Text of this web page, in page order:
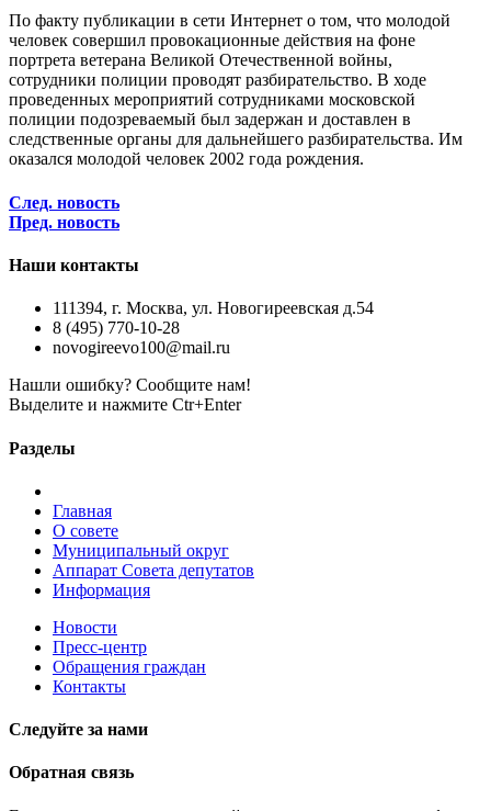
По факту публикации в сети Интернет о том, что молодой
человек совершил провокационные действия на фоне
портрета ветерана Великой Отечественной войны,
сотрудники полиции проводят разбирательство. В ходе
проведенных мероприятий сотрудниками московской
полиции подозреваемый был задержан и доставлен в
следственные органы для дальнейшего разбирательства. Им
оказался молодой человек 2002 года рождения.
След. новость
Пред. новость
Наши контакты
111394, г. Москва, ул. Новогиреевская д.54
8 (495) 770-10-28
novogireevo100@mail.ru
Нашли ошибку? Сообщите нам!
Выделите и нажмите Ctr+Enter
Разделы
Главная
О совете
Муниципальный округ
Аппарат Совета депутатов
Информация
Новости
Пресс-центр
Обращения граждан
Контакты
Следуйте за нами
Обратная связь